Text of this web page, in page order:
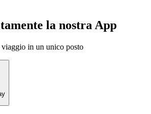
la nostra App
viaggio in un unico posto